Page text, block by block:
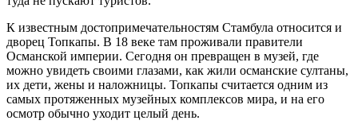
К известным достопримечательностям Стамбула относится и
дворец Топкапы. В 18 веке там проживали правители
Османской империи. Сегодня он превращен в музей, где
можно увидеть своими глазами, как жили османские султаны,
их дети, жены и наложницы. Топкапы считается одним из
самых протяженных музейных комплексов мира, и на его
осмотр обычно уходит целый день.